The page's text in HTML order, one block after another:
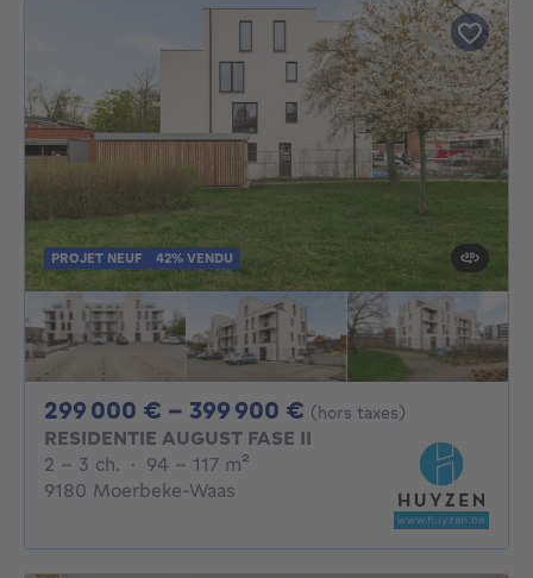
PROJET NEUF 42% VENDU
299 000 € - 399 900 € De 299000€ À
(hors taxes)
RESIDENTIE AUGUST FASE II
2 - 3 Chambres
2 - 3 ch. · 94 - 117 m²
9180 Moerbeke-Waas